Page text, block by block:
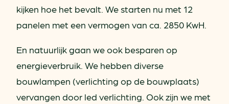
kijken hoe het bevalt. We starten nu met 12
panelen met een vermogen van ca. 2850 KwH.
En natuurlijk gaan we ook besparen op
energieverbruik. We hebben diverse
bouwlampen (verlichting op de bouwplaats)
vervangen door led verlichting. Ook zijn we met